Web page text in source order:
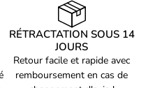
Watt
d'alimentation pour
RÉTRACTATION SOUS 14
JOURS
Retour facile et rapide avec
remboursement en cas de